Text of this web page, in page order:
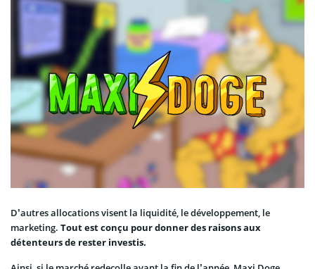
D’autres allocations visent la liquidité, le développement, le
marketing. Tout est conçu pour donner des raisons aux
détenteurs de rester investis.